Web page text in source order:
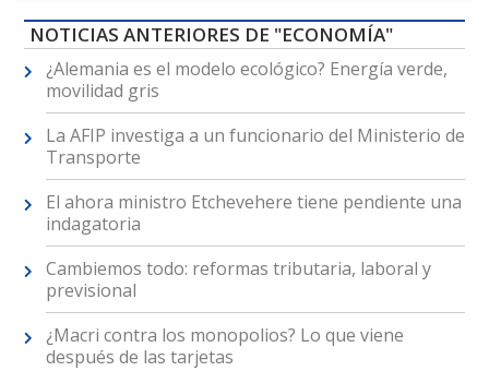
NOTICIAS ANTERIORES DE "ECONOMÍA"
¿Alemania es el modelo ecológico? Energía verde,
movilidad gris
La AFIP investiga a un funcionario del Ministerio de
Transporte
El ahora ministro Etchevehere tiene pendiente una
indagatoria
Cambiemos todo: reformas tributaria, laboral y
previsional
¿Macri contra los monopolios? Lo que viene
después de las tarjetas